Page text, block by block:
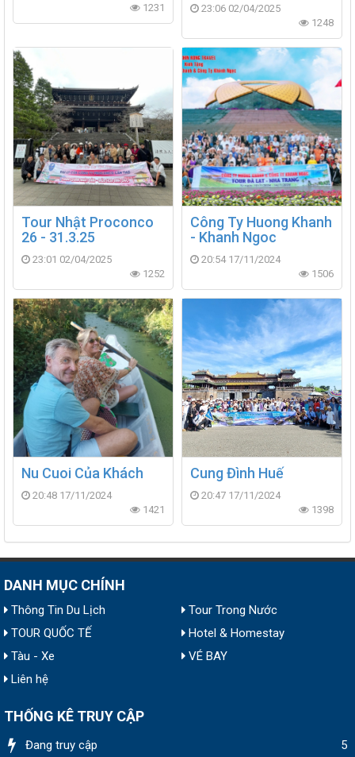
1231
23:06 02/04/2025
1248
Tour Nhật Proconco
26 - 31.3.25
23:01 02/04/2025
1252
Công Ty Huong Khanh
- Khanh Ngoc
20:54 17/11/2024
1506
Nu Cuoi Của Khách
20:48 17/11/2024
1421
Cung Đình Huế
20:47 17/11/2024
1398
DANH MỤC CHÍNH
Thông Tin Du Lịch
Tour Trong Nước
TOUR QUỐC TẾ
Hotel & Homestay
Tàu - Xe
VÉ BAY
Liên hệ
THỐNG KÊ TRUY CẬP
Đang truy cập 5